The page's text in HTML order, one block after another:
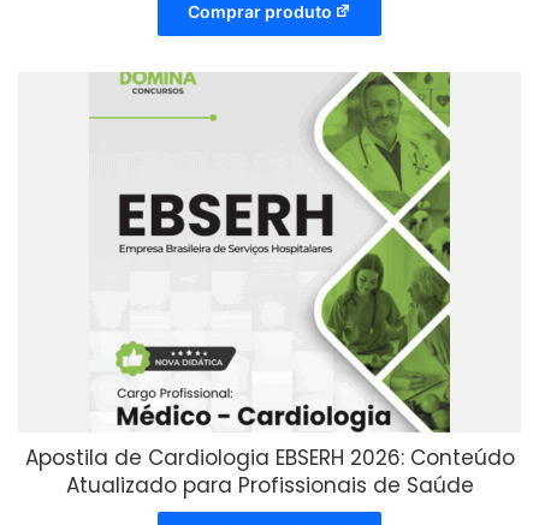
Comprar produto
Apostila de Cardiologia EBSERH 2026: Conteúdo
Atualizado para Profissionais de Saúde